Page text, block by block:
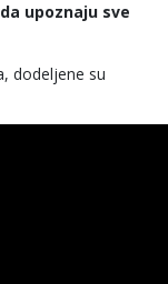
upoznaju sve
dodeljene su